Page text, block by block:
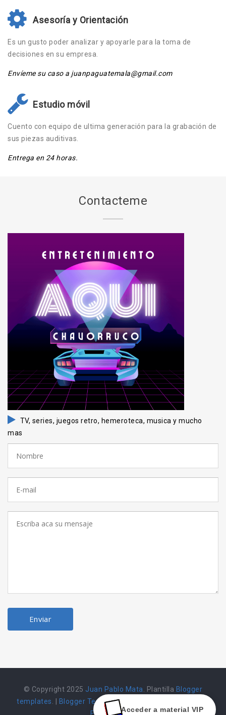
Acceder a material VIP
Asesoría y Orientación
Es un gusto poder analizar y apoyarle para la toma de
decisiones en su empresa.
Envíeme su caso a juanpaguatemala@gmail.com
Estudio móvil
Cuento con equipo de ultima generación para la grabación de
sus piezas auditivas.
Entrega en 24 horas.
Contacteme
TV, series, juegos retro, hemeroteca, musica y mucho
mas
© Copyright 2025 Juan Pablo Mata . Plantilla Blogger
templates
Blogger Templates